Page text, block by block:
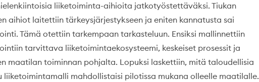
liiketoiminta-aihioita jatkotyöstettäväksi. Tiukan
aihiot laitettiin tärkeysjärjestykseen ja eniten kannatusta sai
Tämä otettiin tarkempaan tarkasteluun. Ensiksi mallinnettiin
tarvittava liiketoimintaekosysteemi, keskeiset prosessit ja
maatilan toiminnan pohjalta. Lopuksi laskettiin, mitä taloudellisia
mahdollistaisi pilotissa mukana olleelle maatilalle.